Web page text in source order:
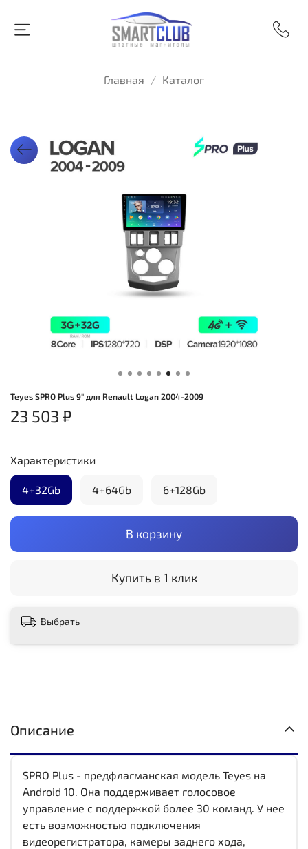
Главная Каталог
Teyes SPRO Plus 9" для Renault Logan 2004-2009
23 503 ₽
В корзину
Купить в 1 клик
Характеристики
4+32Gb 4+64Gb 6+128Gb
Выбрать
Описание
SPRO Plus - предфлагманская модель Teyes на
Android 10. Она поддерживает голосовое
управление с поддержкой более 30 команд. У нее
есть возможностью подключения
видеорегистратора, камеры заднего хода,